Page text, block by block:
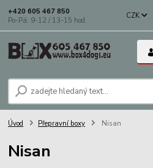
CZK
+420 605 467 850
Po-Pá: 9-12 / 13-15 hod.
Úvod Přepravní boxy Nisan
Nisan